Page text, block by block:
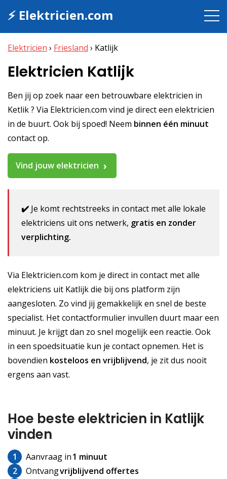
⚡ Elektricien.com
Elektricien › Friesland › Katlijk
Elektricien Katlijk
Ben jij op zoek naar een betrouwbare elektricien in
Ketlik ? Via Elektricien.com vind je direct een elektricien
in de buurt. Ook bij spoed! Neem binnen één minuut
contact op.
Vind jouw elektricien
✔️ Je komt rechtstreeks in contact met alle lokale
elektriciens uit ons netwerk, gratis en zonder
verplichting.
Via Elektricien.com kom je direct in contact met alle
elektriciens uit Katlijk die bij ons platform zijn
aangesloten. Zo vind jij gemakkelijk en snel de beste
specialist. Het contactformulier invullen duurt maar een
minuut. Je krijgt dan zo snel mogelijk een reactie. Ook
in een spoedsituatie kun je contact opnemen. Het is
bovendien kosteloos en vrijblijvend, je zit dus nooit
ergens aan vast.
Hoe beste elektricien in Katlijk
vinden
1 Aanvraag in1 minuut
2
Ontvangvrijblijvend offertes